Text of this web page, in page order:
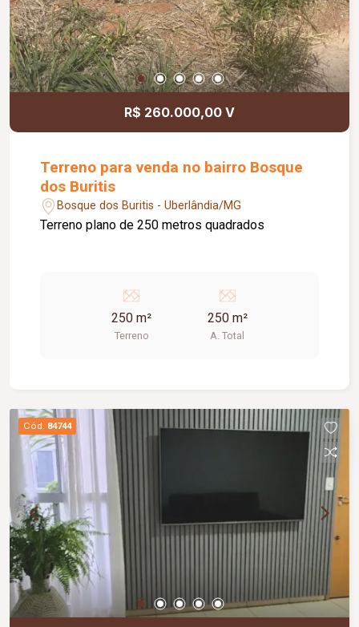
R$ 260.000,00 V
Terreno para venda no bairro Bosque
dos Buritis
Bosque dos Buritis - Uberlândia/MG
Terreno plano de 250 metros quadrados
250 m²
Terreno
250 m²
A. Total
Cód. 84744